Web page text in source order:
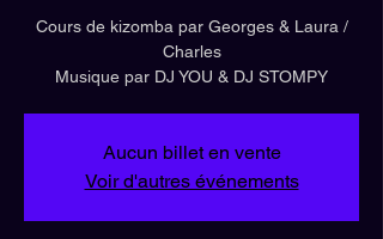
Cours de kizomba par Georges & Laura /
Charles
Musique par DJ YOU & DJ STOMPY
Aucun billet en vente
Voir d'autres événements